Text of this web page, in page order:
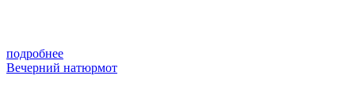
подробнее
Вечерний натюрмот